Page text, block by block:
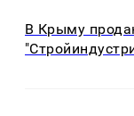
В Крыму